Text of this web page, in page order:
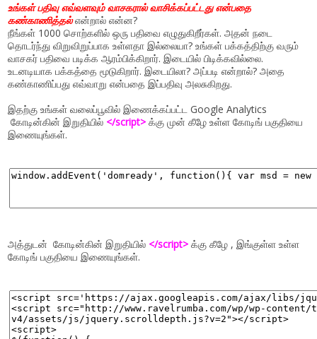
உங்கள் பதிவு எவ்வளவும் வாசகரால் வாசிக்கப்பட்டது என்பதை
கண்காணித்தல்என்றால் என்ன?
நீங்கள் 1000 சொற்களில் ஒரு பதிவை எழுதுகிறீர்கள். அதன் நடை
தொடர்ந்து விறுவிறுப்பாக உள்ளதா இல்லையா? உங்கள் பக்கத்திற்கு வரும்
வாசகர் பதிவை படிக்க ஆரம்பிக்கிறார். இடையில் பிடிக்கவில்லை.
உடனடியாக பக்கத்தை மூடுகிறார். இடையிலா? அப்படி என்றால்? அதை
கண்காணிப்பது எவ்வாறு என்பதை இப்பதிவு அலசுகிறது.
இதற்கு உங்கள் வலைப்பூவில் இணைக்கப்பட்ட Google Analytics
கோடின்கின் இறுதியில் </script> க்கு முன் கீழே உள்ள கோடிங் பகுதியை
இணையுங்கள்.
அத்துடன் கோடின்கின் இறுதியில் </script> க்கு கீழே , இங்குள்ள உள்ள
கோடிங் பகுதியை இணையுங்கள்.